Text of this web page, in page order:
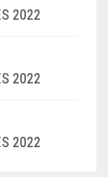
2022
2022
2022